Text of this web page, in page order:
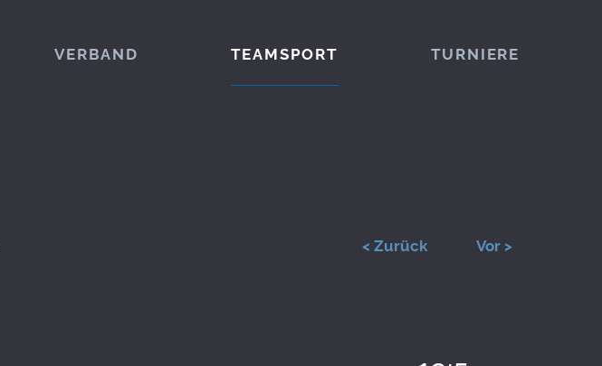
VERBAND TEAMSPORT TURNIERE
< Zurück Vor >